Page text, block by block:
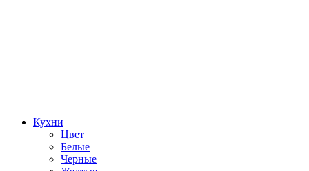
Кухни
Цвет
Белые
Черные